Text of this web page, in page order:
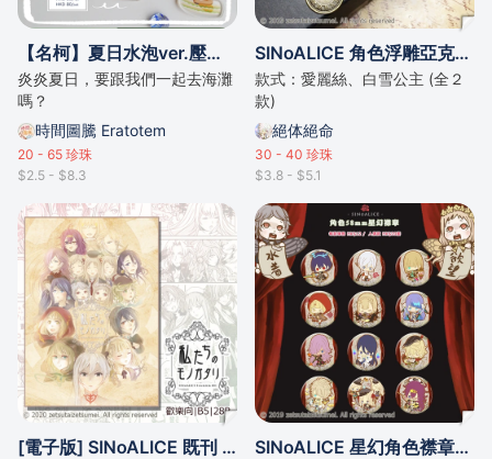
【名柯】夏日水泡ver.壓克力吊飾
炎炎夏日，要跟我們一起去海灘
嗎？
時間圖騰 Eratotem
20 - 65 珍珠
$2.5 - $8.3
SINoALICE 角色浮雕亞克力匙扣 (全２款)
款式：愛麗絲、白雪公主 (全２
款)
絕体絕命
30 - 40 珍珠
$3.8 - $5.1
[電子版] SINoALICE 既刊 - 私たちのモノガタリ | 全年齡 | 歡樂向短漫 SINoALICE 星幻角色襟章【自選款式 / 12款】【部分款已完售】